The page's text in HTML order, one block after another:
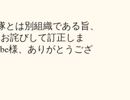
は別組織である旨、
詫びして訂正しま
様、ありがとうござ